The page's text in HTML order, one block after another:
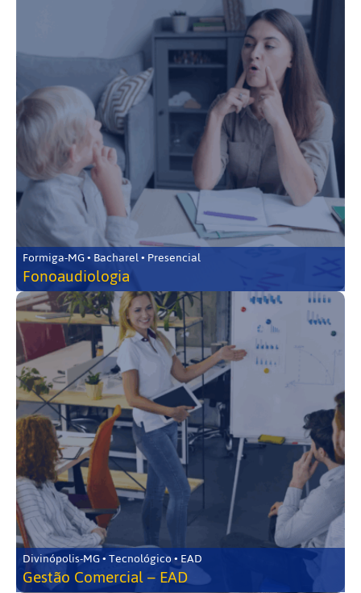
Formiga-MG • Bacharel • Presencial
Fonoaudiologia
Divinópolis-MG • Tecnológico • EAD
Gestão Comercial – EAD